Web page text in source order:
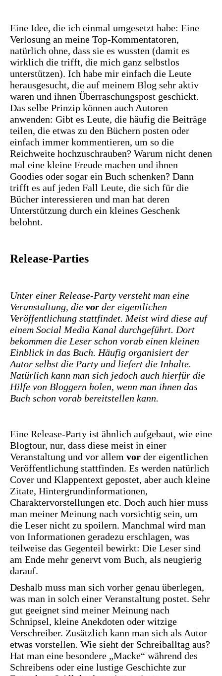
Eine Idee, die ich einmal umgesetzt habe: Eine
Verlosung an meine Top-Kommentatoren,
natürlich ohne, dass sie es wussten (damit es
wirklich die trifft, die mich ganz selbstlos
unterstützen). Ich habe mir einfach die Leute
herausgesucht, die auf meinem Blog sehr aktiv
waren und ihnen Überraschungspost geschickt.
Das selbe Prinzip können auch Autoren
anwenden: Gibt es Leute, die häufig die Beiträge
teilen, die etwas zu den Büchern posten oder
einfach immer kommentieren, um so die
Reichweite hochzuschrauben? Warum nicht denen
mal eine kleine Freude machen und ihnen
Goodies oder sogar ein Buch schenken? Dann
trifft es auf jeden Fall Leute, die sich für die
Bücher interessieren und man hat deren
Unterstützung durch ein kleines Geschenk
belohnt.
Release-Parties
Unter einer Release-Party versteht man eine
Veranstaltung, die vor der eigentlichen
Veröffentlichung stattfindet. Meist wird diese auf
einem Social Media Kanal durchgeführt. Dort
bekommen die Leser schon vorab einen kleinen
Einblick in das Buch. Häufig organisiert der
Autor selbst die Party und liefert die Inhalte.
Natürlich kann man sich jedoch auch hierfür die
Hilfe von Bloggern holen, wenn man ihnen das
Buch schon vorab bereitstellen kann.
Eine Release-Party ist ähnlich aufgebaut, wie eine
Blogtour, nur, dass diese meist in einer
Veranstaltung und vor allem vor der eigentlichen
Veröffentlichung stattfinden. Es werden natürlich
Cover und Klappentext gepostet, aber auch kleine
Zitate, Hintergrundinformationen,
Charaktervorstellungen etc. Doch auch hier muss
man meiner Meinung nach vorsichtig sein, um
die Leser nicht zu spoilern. Manchmal wird man
von Informationen geradezu erschlagen, was
teilweise das Gegenteil bewirkt: Die Leser sind
am Ende mehr genervt vom Buch, als neugierig
darauf.
Deshalb muss man sich vorher genau überlegen,
was man in solch einer Veranstaltung postet. Sehr
gut geeignet sind meiner Meinung nach
Schnipsel, kleine Anekdoten oder witzige
Verschreiber. Zusätzlich kann man sich als Autor
etwas vorstellen. Wie sieht der Schreiballtag aus?
Hat man eine besondere „Macke“ während des
Schreibens oder eine lustige Geschichte zur